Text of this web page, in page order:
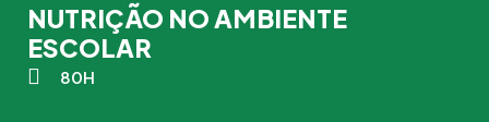
NUTRIÇÃO NO AMBIENTE
ESCOLAR
80H